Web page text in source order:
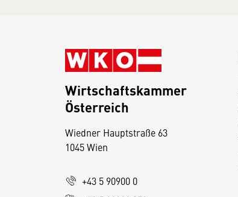
Wirtschaftskammer
Österreich
Wiedner Hauptstraße 63
1045 Wien
+43 5 90900 0